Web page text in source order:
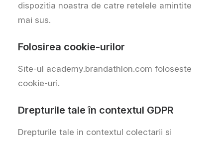
dispozitia noastra de catre retelele amintite
mai sus.
Folosirea cookie-urilor
Site-ul academy.brandathlon.com foloseste
cookie-uri.
Drepturile tale în contextul GDPR
Drepturile tale in contextul colectarii si